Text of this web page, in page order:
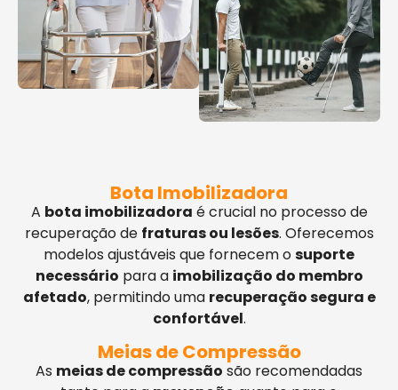
Bota Imobilizadora
A bota imobilizadora é crucial no processo de
recuperação de fraturas ou lesões. Oferecemos
modelos ajustáveis que fornecem osuporte
necessário para a imobilização do membro
afetado, permitindo uma recuperação segura e
confortável.
Meias de Compressão
As meias de compressão são recomendadas